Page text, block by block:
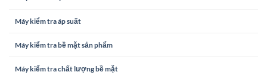
Máy kiểm tra áp suất
Máy kiểm tra bề mặt sản phẩm
Máy kiểm tra chất lượng bề mặt